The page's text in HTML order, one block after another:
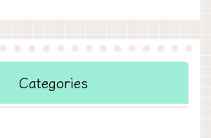
Categories